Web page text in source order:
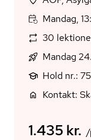
Mandag,
30
Mandag
Hold nr.:
Kontakt:
1.435 kr. /